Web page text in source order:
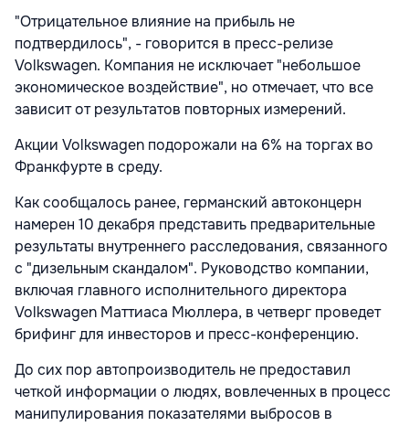
"Отрицательное влияние на прибыль не
подтвердилось", - говорится в пресс-релизе
Volkswagen. Компания не исключает "небольшое
экономическое воздействие", но отмечает, что все
зависит от результатов повторных измерений.
Акции Volkswagen подорожали на 6% на торгах во
Франкфурте в среду.
Как сообщалось ранее, германский автоконцерн
намерен 10 декабря представить предварительные
результаты внутреннего расследования, связанного
с "дизельным скандалом". Руководство компании,
включая главного исполнительного директора
Volkswagen Маттиаса Мюллера, в четверг проведет
брифинг для инвесторов и пресс-конференцию.
До сих пор автопроизводитель не предоставил
четкой информации о людях, вовлеченных в процесс
манипулирования показателями выбросов в